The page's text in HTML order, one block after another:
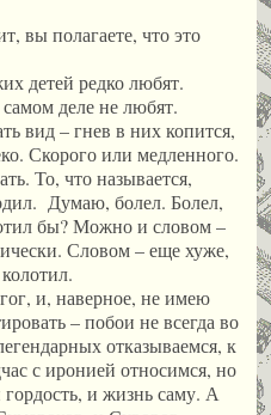
полагаете, что это
редко любят.
деле не любят.
вид – гнев в них копится,
Скорого или медленного.
То, что называется,
Думаю, болел. Болел,
бы? Можно и словом –
Словом – еще хуже,
и, наверное, не имею
– побои не всегда во
отказываемся, к
с иронией относимся, но
и жизнь саму. А